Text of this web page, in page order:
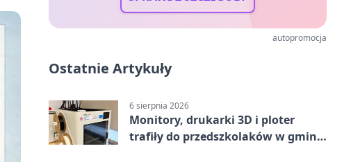
autopromocja
Ostatnie Artykuły
6 sierpnia 2026
Monitory, drukarki 3D i ploter
trafiły do przedszkolaków w gminie